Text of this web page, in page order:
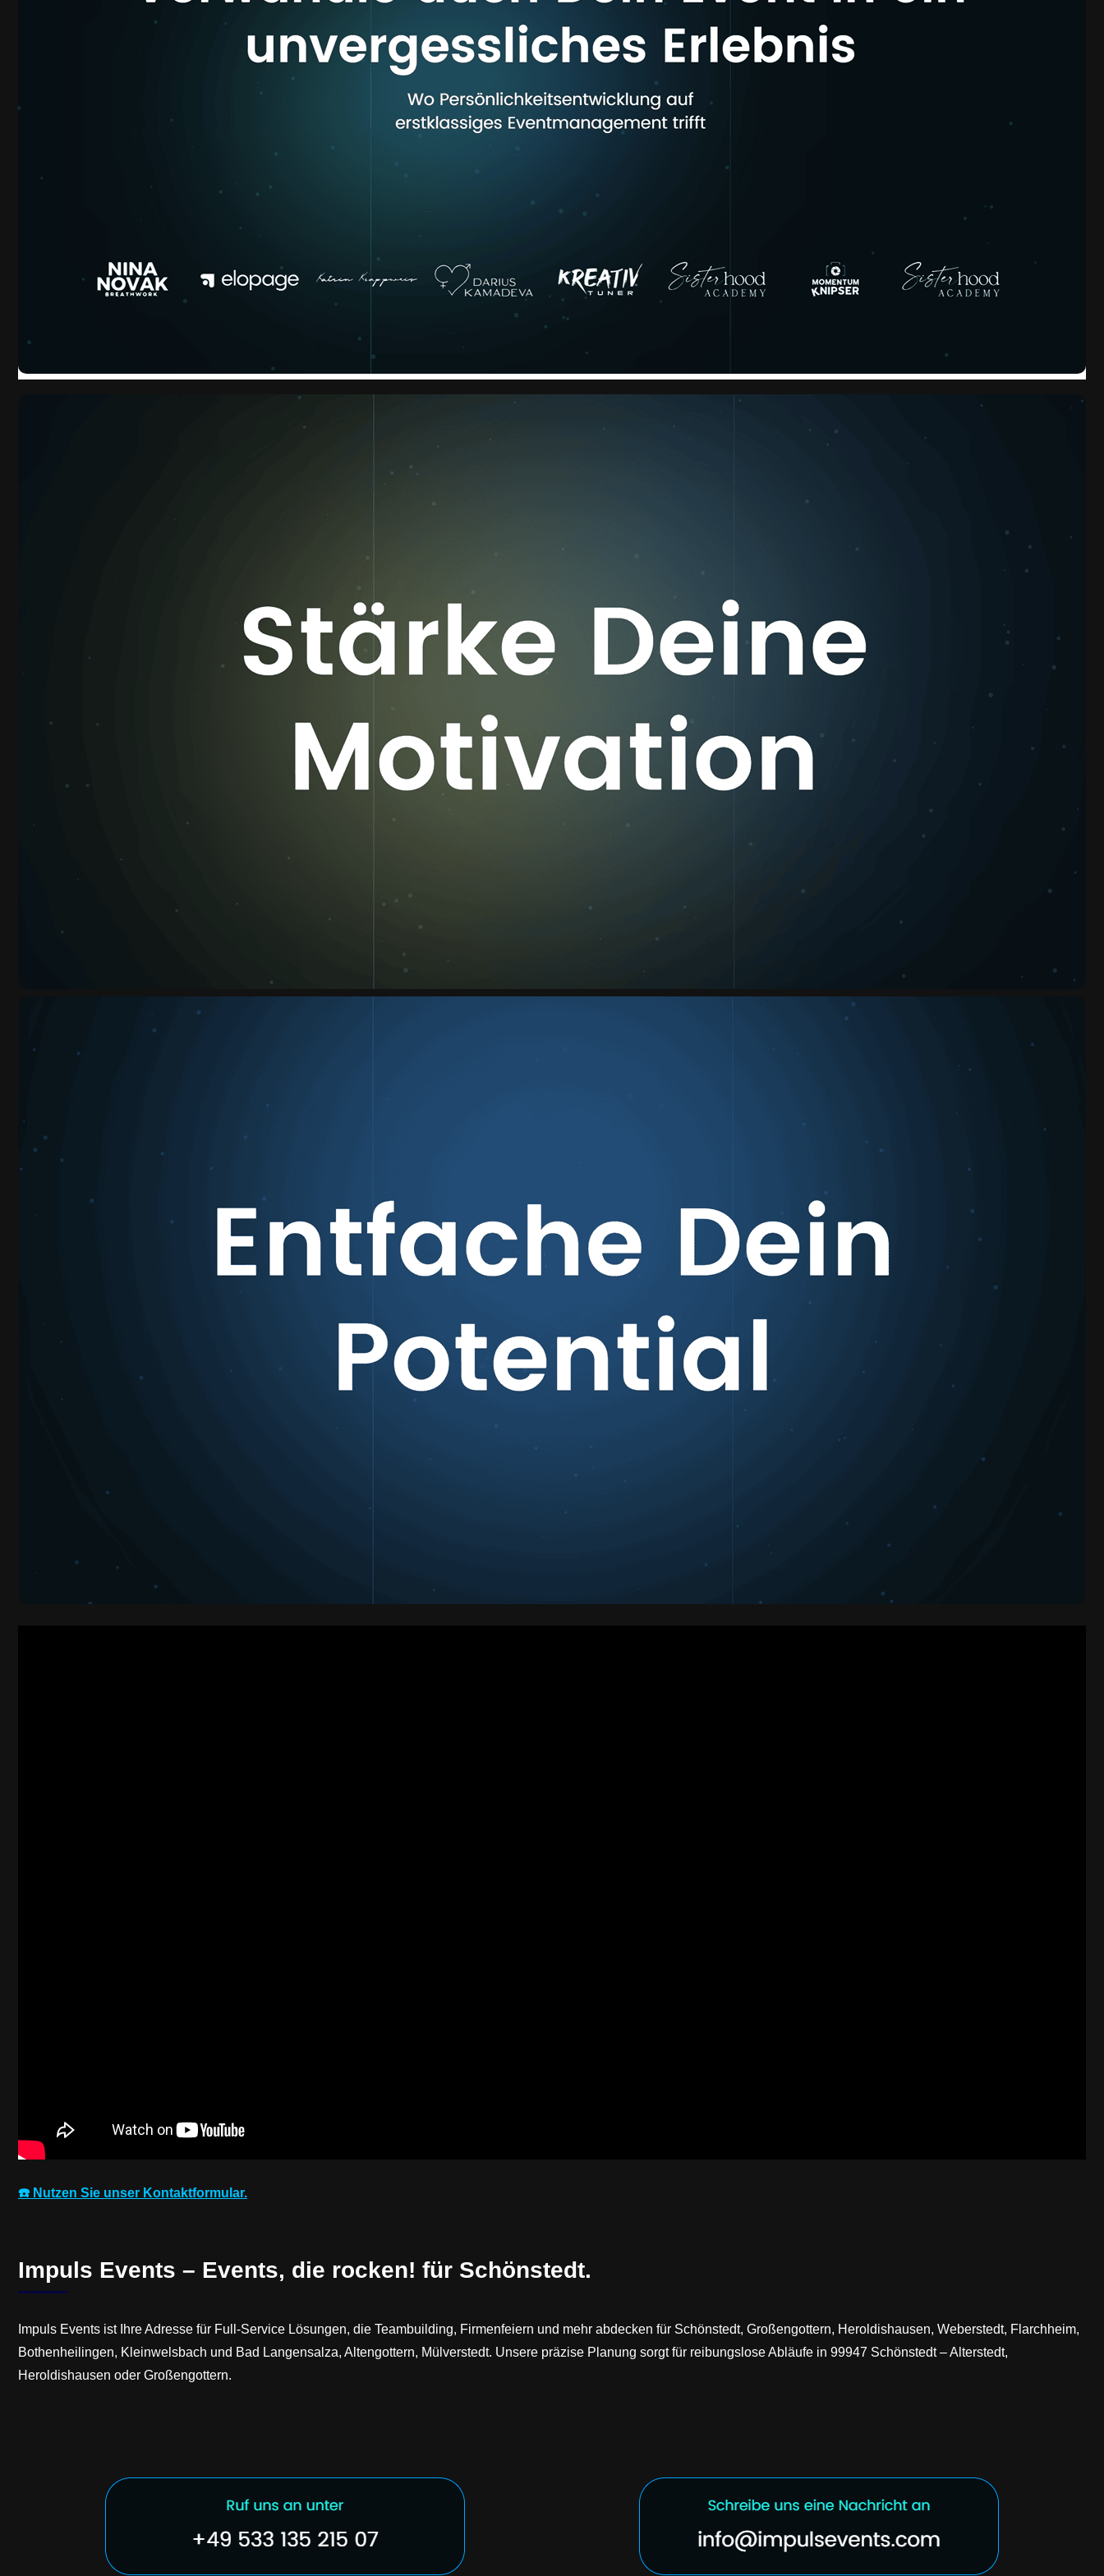
☎️ Nutzen Sie unser Kontaktformular.
Impuls Events – Events, die rocken! für Schönstedt.
Impuls Events ist Ihre Adresse für Full-Service Lösungen, die Teambuilding, Firmenfeiern und mehr abdecken für Schönstedt, Großengottern, Heroldishausen, Weberstedt, Flarchheim,
Bothenheilingen, Kleinwelsbach und Bad Langensalza, Altengottern, Mülverstedt. Unsere präzise Planung sorgt für reibungslose Abläufe in 99947 Schönstedt – Alterstedt,
Heroldishausen oder Großengottern.